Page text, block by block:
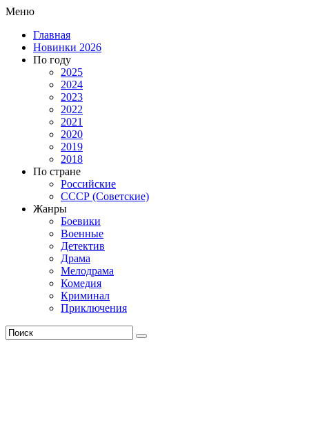
Меню
Главная
Новинки 2026
По году
2025
2024
2023
2022
2021
2020
2019
2018
По стране
Российские
СССР (Советские)
Жанры
Боевики
Военные
Детектив
Драма
Мелодрама
Комедия
Криминал
Приключения